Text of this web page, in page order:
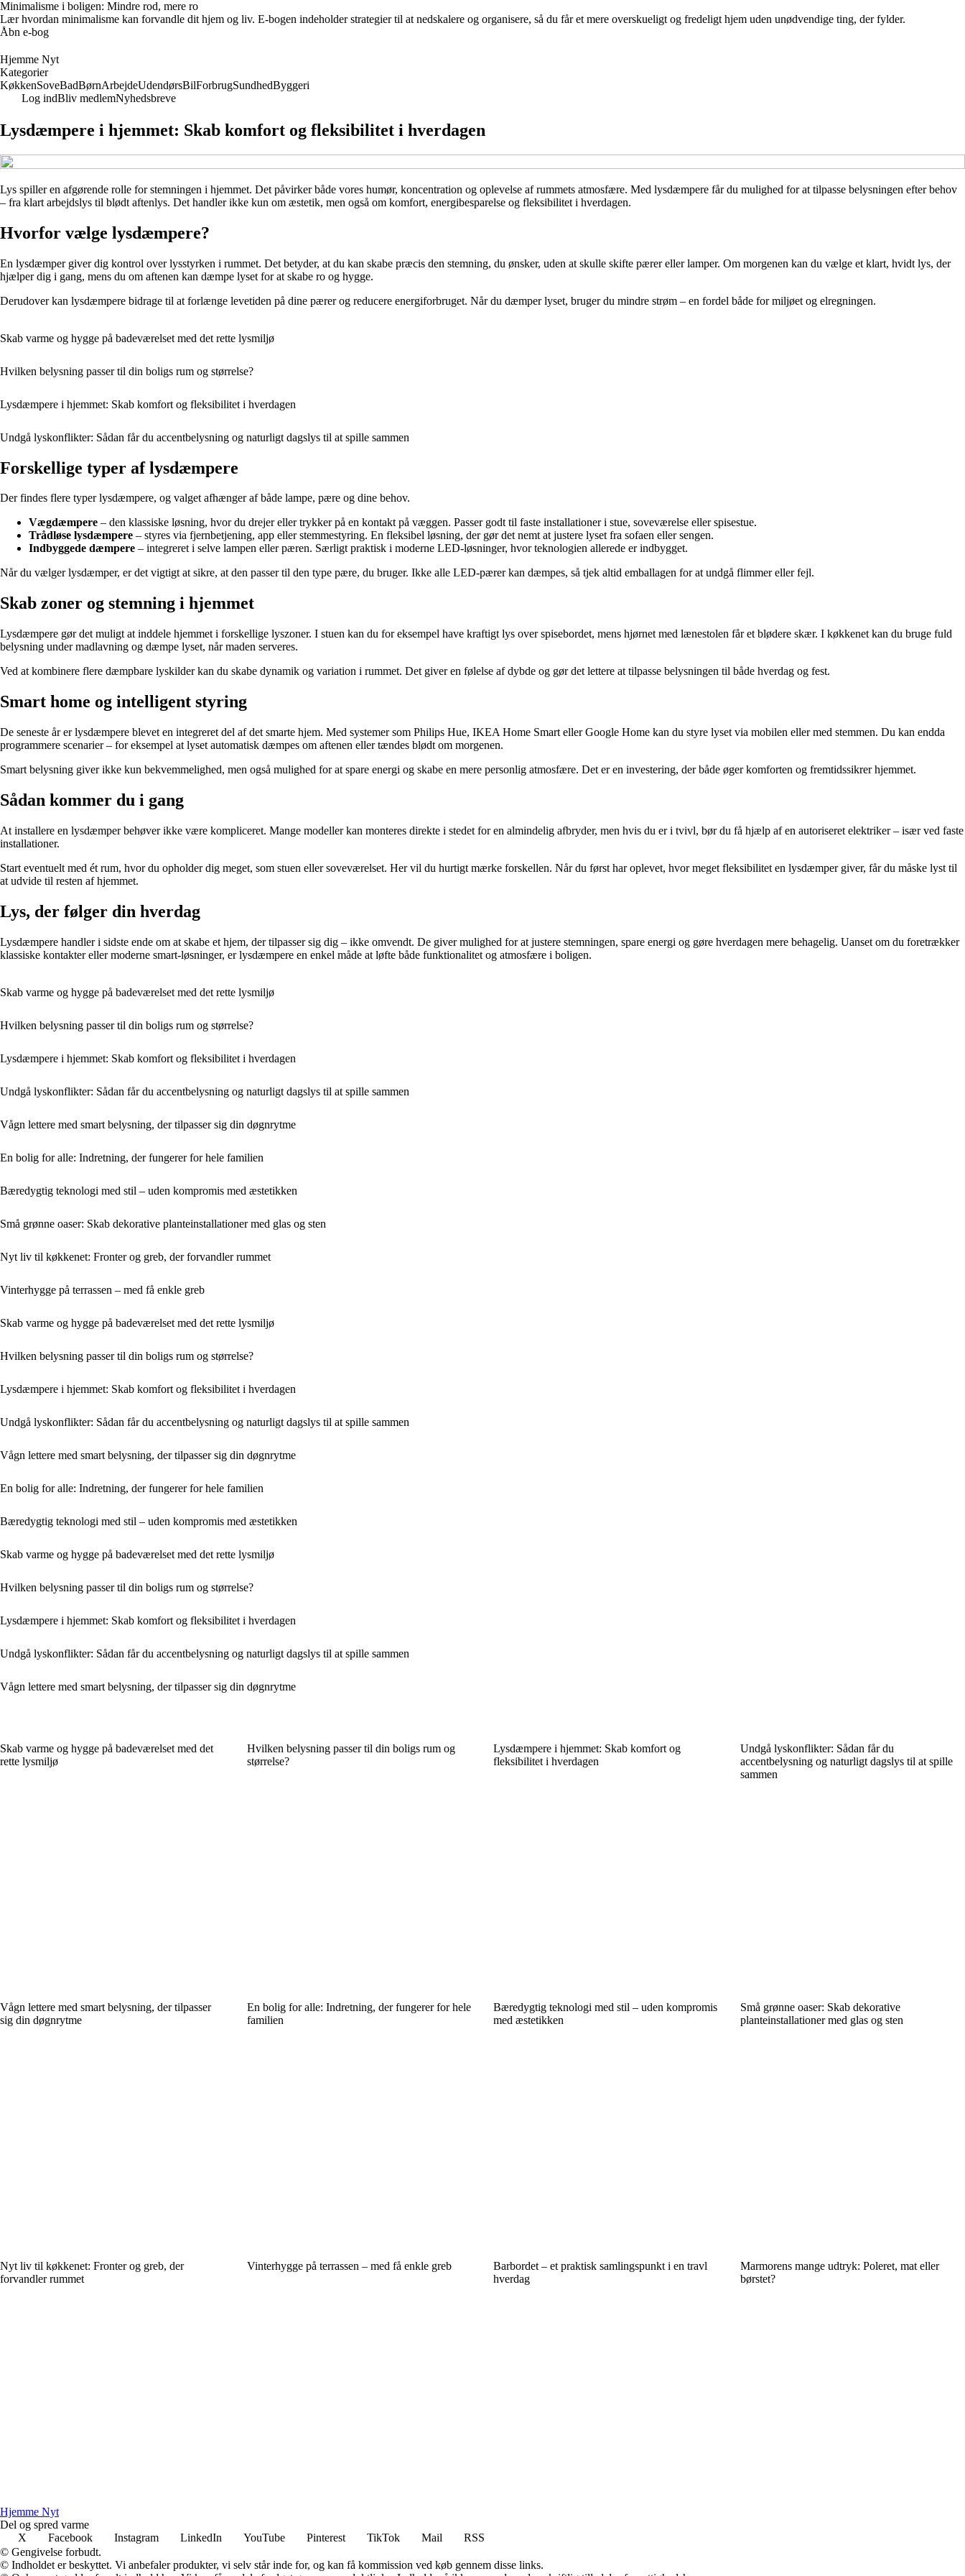
Minimalisme i boligen: Mindre rod, mere ro
Lær hvordan minimalisme kan forvandle dit hjem og liv. E-bogen indeholder strategier til at nedskalere og organisere, så du får et mere overskueligt og fredeligt hjem uden unødvendige ting, der fylder.
Åbn e-bog
Hjemme Nyt
Kategorier
KøkkenSoveBadBørnArbejdeUdendørsBilForbrugSundhedByggeri
Log indBliv medlemNyhedsbreve
Lysdæmpere i hjemmet: Skab komfort og fleksibilitet i hverdagen
Lys spiller en afgørende rolle for stemningen i hjemmet. Det påvirker både vores humør, koncentration og oplevelse af rummets atmosfære. Med lysdæmpere får du mulighed for at tilpasse belysningen efter behov
– fra klart arbejdslys til blødt aftenlys. Det handler ikke kun om æstetik, men også om komfort, energibesparelse og fleksibilitet i hverdagen.
Hvorfor vælge lysdæmpere?
En lysdæmper giver dig kontrol over lysstyrken i rummet. Det betyder, at du kan skabe præcis den stemning, du ønsker, uden at skulle skifte pærer eller lamper. Om morgenen kan du vælge et klart, hvidt lys, der
hjælper dig i gang, mens du om aftenen kan dæmpe lyset for at skabe ro og hygge.
Derudover kan lysdæmpere bidrage til at forlænge levetiden på dine pærer og reducere energiforbruget. Når du dæmper lyset, bruger du mindre strøm – en fordel både for miljøet og elregningen.
Skab varme og hygge på badeværelset med det rette lysmiljø
Hvilken belysning passer til din boligs rum og størrelse?
Lysdæmpere i hjemmet: Skab komfort og fleksibilitet i hverdagen
Undgå lyskonflikter: Sådan får du accentbelysning og naturligt dagslys til at spille sammen
Forskellige typer af lysdæmpere
Der findes flere typer lysdæmpere, og valget afhænger af både lampe, pære og dine behov.
Vægdæmpere – den klassiske løsning, hvor du drejer eller trykker på en kontakt på væggen. Passer godt til faste installationer i stue, soveværelse eller spisestue.
Trådløse lysdæmpere – styres via fjernbetjening, app eller stemmestyring. En fleksibel løsning, der gør det nemt at justere lyset fra sofaen eller sengen.
Indbyggede dæmpere – integreret i selve lampen eller pæren. Særligt praktisk i moderne LED-løsninger, hvor teknologien allerede er indbygget.
Når du vælger lysdæmper, er det vigtigt at sikre, at den passer til den type pære, du bruger. Ikke alle LED-pærer kan dæmpes, så tjek altid emballagen for at undgå flimmer eller fejl.
Skab zoner og stemning i hjemmet
Lysdæmpere gør det muligt at inddele hjemmet i forskellige lyszoner. I stuen kan du for eksempel have kraftigt lys over spisebordet, mens hjørnet med lænestolen får et blødere skær. I køkkenet kan du bruge fuld
belysning under madlavning og dæmpe lyset, når maden serveres.
Ved at kombinere flere dæmpbare lyskilder kan du skabe dynamik og variation i rummet. Det giver en følelse af dybde og gør det lettere at tilpasse belysningen til både hverdag og fest.
Smart home og intelligent styring
De seneste år er lysdæmpere blevet en integreret del af det smarte hjem. Med systemer som Philips Hue, IKEA Home Smart eller Google Home kan du styre lyset via mobilen eller med stemmen. Du kan endda
programmere scenarier – for eksempel at lyset automatisk dæmpes om aftenen eller tændes blødt om morgenen.
Smart belysning giver ikke kun bekvemmelighed, men også mulighed for at spare energi og skabe en mere personlig atmosfære. Det er en investering, der både øger komforten og fremtidssikrer hjemmet.
Sådan kommer du i gang
At installere en lysdæmper behøver ikke være kompliceret. Mange modeller kan monteres direkte i stedet for en almindelig afbryder, men hvis du er i tvivl, bør du få hjælp af en autoriseret elektriker – især ved faste
installationer.
Start eventuelt med ét rum, hvor du opholder dig meget, som stuen eller soveværelset. Her vil du hurtigt mærke forskellen. Når du først har oplevet, hvor meget fleksibilitet en lysdæmper giver, får du måske lyst til
at udvide til resten af hjemmet.
Lys, der følger din hverdag
Lysdæmpere handler i sidste ende om at skabe et hjem, der tilpasser sig dig – ikke omvendt. De giver mulighed for at justere stemningen, spare energi og gøre hverdagen mere behagelig. Uanset om du foretrækker
klassiske kontakter eller moderne smart-løsninger, er lysdæmpere en enkel måde at løfte både funktionalitet og atmosfære i boligen.
Skab varme og hygge på badeværelset med det rette lysmiljø
Hvilken belysning passer til din boligs rum og størrelse?
Lysdæmpere i hjemmet: Skab komfort og fleksibilitet i hverdagen
Undgå lyskonflikter: Sådan får du accentbelysning og naturligt dagslys til at spille sammen
Vågn lettere med smart belysning, der tilpasser sig din døgnrytme
En bolig for alle: Indretning, der fungerer for hele familien
Bæredygtig teknologi med stil – uden kompromis med æstetikken
Små grønne oaser: Skab dekorative planteinstallationer med glas og sten
Nyt liv til køkkenet: Fronter og greb, der forvandler rummet
Vinterhygge på terrassen – med få enkle greb
Skab varme og hygge på badeværelset med det rette lysmiljø
Hvilken belysning passer til din boligs rum og størrelse?
Lysdæmpere i hjemmet: Skab komfort og fleksibilitet i hverdagen
Undgå lyskonflikter: Sådan får du accentbelysning og naturligt dagslys til at spille sammen
Vågn lettere med smart belysning, der tilpasser sig din døgnrytme
En bolig for alle: Indretning, der fungerer for hele familien
Bæredygtig teknologi med stil – uden kompromis med æstetikken
Skab varme og hygge på badeværelset med det rette lysmiljø
Hvilken belysning passer til din boligs rum og størrelse?
Lysdæmpere i hjemmet: Skab komfort og fleksibilitet i hverdagen
Undgå lyskonflikter: Sådan får du accentbelysning og naturligt dagslys til at spille sammen
Vågn lettere med smart belysning, der tilpasser sig din døgnrytme
Skab varme og hygge på badeværelset med det
rette lysmiljø
Hvilken belysning passer til din boligs rum og
størrelse?
Lysdæmpere i hjemmet: Skab komfort og
fleksibilitet i hverdagen
Undgå lyskonflikter: Sådan får du
accentbelysning og naturligt dagslys til at spille
sammen
Vågn lettere med smart belysning, der tilpasser
sig din døgnrytme
En bolig for alle: Indretning, der fungerer for hele
familien
Bæredygtig teknologi med stil – uden kompromis
med æstetikken
Små grønne oaser: Skab dekorative
planteinstallationer med glas og sten
Nyt liv til køkkenet: Fronter og greb, der
forvandler rummet
Vinterhygge på terrassen – med få enkle greb
Barbordet – et praktisk samlingspunkt i en travl
hverdag
Marmorens mange udtryk: Poleret, mat eller
børstet?
Hjemme Nyt
Del og spred varme
X
Facebook Instagram LinkedIn YouTube Pinterest TikTok Mail
RSS
© Gengivelse forbudt.
© Indholdet er beskyttet. Vi anbefaler produkter, vi selv står inde for, og kan få kommission ved køb gennem disse links.